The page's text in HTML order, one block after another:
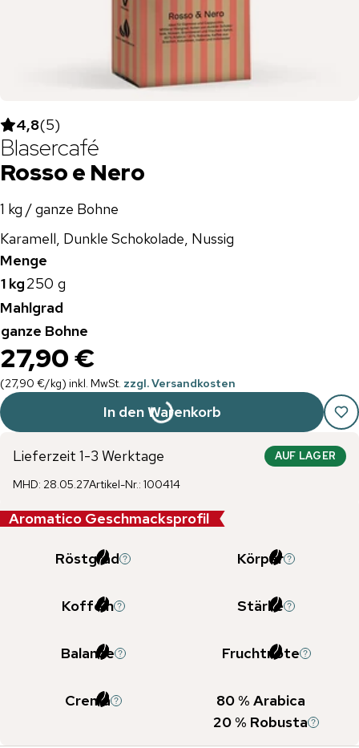
4,8(5)
Blasercafé
Rosso e Nero
1 kg / ganze Bohne
Karamell, Dunkle Schokolade, Nussig
Menge
1 kg250 g
Mahlgrad
ganze Bohne
27,90 €
(27,90 €/kg) inkl. MwSt. zzgl. Versandkosten
In den Warenkorb
Lieferzeit 1-3 Werktage AUF LAGER
MHD: 28.05.27Artikel-Nr.: 100414
Aromatico Geschmacksprofil
Röstgrad Körper
Koffein Stärke
Balance Fruchtnote
Crema 80% Arabica
20% Robusta